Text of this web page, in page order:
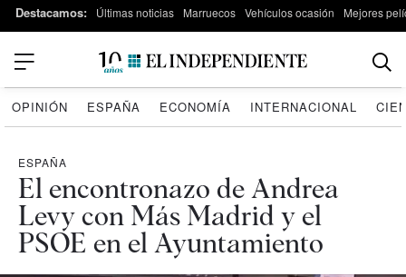
Destacamos: Últimas noticias Marruecos Vehículos ocasión Mejores
OPINIÓN ESPAÑA ECONOMÍA INTERNACIONAL
ESPAÑA
El encontronazo de Andrea
Levy con Más Madrid y el
PSOE en el Ayuntamiento